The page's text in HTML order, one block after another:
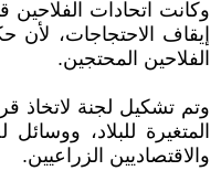
إيقاف الاحتجاجات،
الفلاحين المحتجين.
وتم تشكيل لجنة لاتخاذ
المتغيرة للبلاد،
والاقتصاديين الزراعيين.